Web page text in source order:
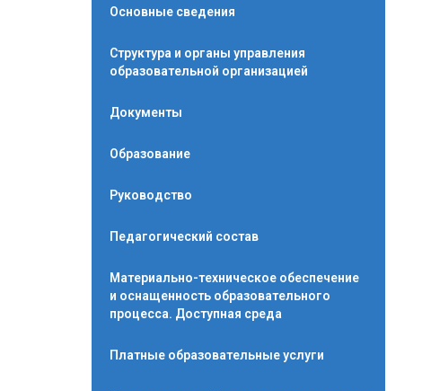
Основные сведения
Структура и органы управления
образовательной организацией
Документы
Образование
Руководство
Педагогический состав
Материально-техническое обеспечение
и оснащенность образовательного
процесса. Доступная среда
Платные образовательные услуги